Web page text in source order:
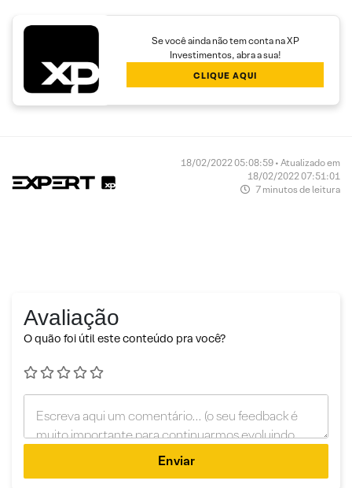
Se você ainda não tem conta na XP
Investimentos, abra a sua!
CLIQUE AQUI
18/02/2022 05:08:59 • Atualizado em
18/02/2022 07:51:01
7 minutos de leitura
Avaliação
O quão foi útil este conteúdo pra você?
Enviar